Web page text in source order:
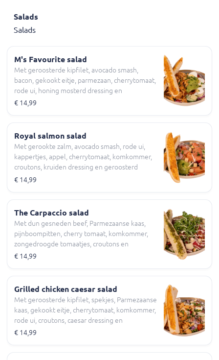
Salads
Salads
M's Favourite salad
Met geroosterde kipfilet, avocado smash,
bacon, gekookt eitje, parmezaan, cherrytomaat,
rode ui, honing mosterd dressing en
geroosterd pesto brood
€ 14,99
Royal salmon salad
Met gerookte zalm, avocado smash, rode ui,
kappertjes, appel, cherrytomaat, komkommer,
croutons, kruiden dressing en geroosterd
knoflookbrood
€ 14,99
The Carpaccio salad
Met dun gesneden beef, Parmezaanse kaas,
pijnboompitten, cherry tomaat, komkommer,
zongedroogde tomaatjes, croutons en
geroosterd pesto brood
€ 14,99
Grilled chicken caesar salad
Met geroosterde kipfilet, spekjes, Parmezaanse
kaas, gekookt eitje, cherrytomaat, komkommer,
rode ui, croutons, caesar dressing en
geroosterd knoflookbrood
€ 14,99